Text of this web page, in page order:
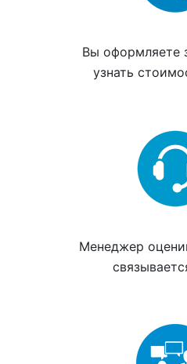
Вы оформляете
узнать
Менеджер